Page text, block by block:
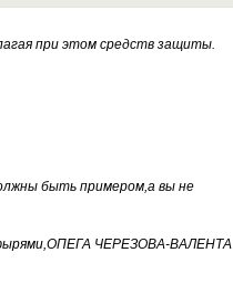
при этом средств защиты.
быть примером,а вы не
ЧЕРЕЗОВА-ВАЛЕНТА